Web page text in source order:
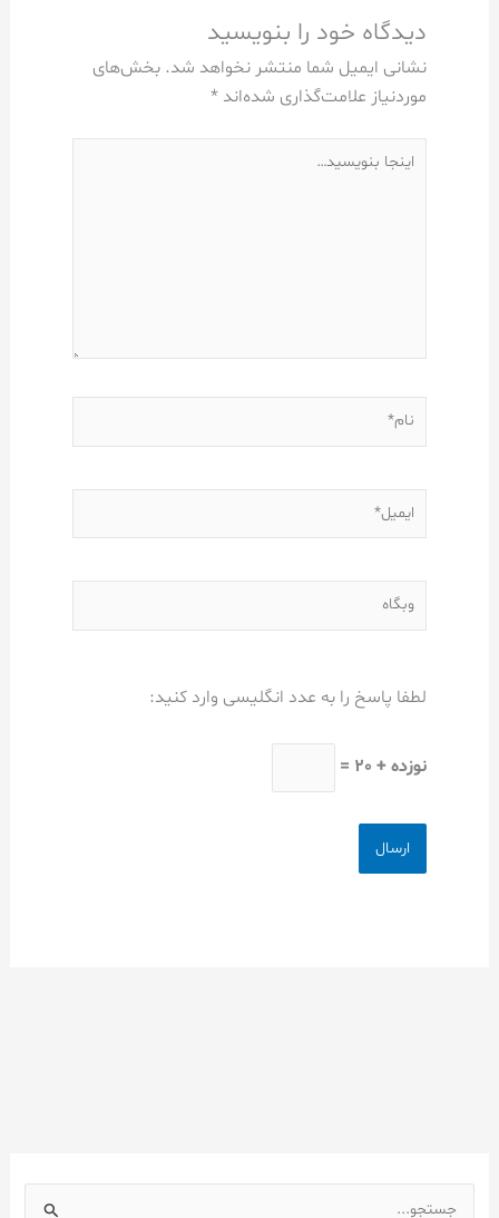
دیدگاه‌ خود را بنویسید
نشانی ایمیل شما منتشر نخواهد شد. بخش‌های
موردنیاز علامت‌گذاری شده‌اند *
اینجا
نام*
ایمیل*
وبگاه
لطفا پاسخ را به عدد انگلیسی وارد کنید:
نوزده + 20 =